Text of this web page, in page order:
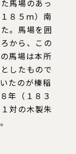
馬場のあっ
８５ｍ）南
。馬場を囲
から、この
馬場は本所
したもので
たのが榛稲
年（１８３
対の木製朱